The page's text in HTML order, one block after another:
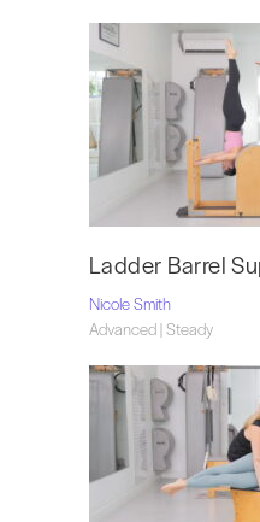
Ladder Barrel
Nicole Smith
Advanced | Steady